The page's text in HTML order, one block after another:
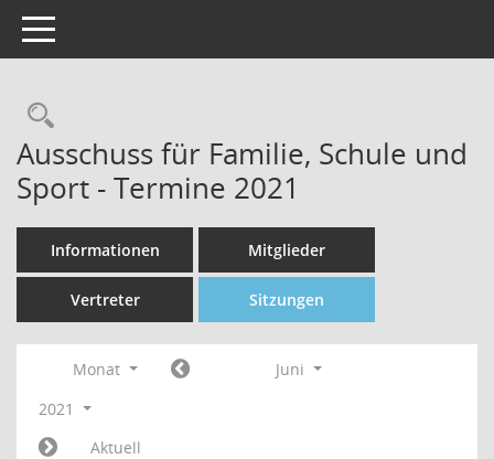
Toggle navigation
Rechercheauswahl
Ausschuss für Familie, Schule und
Sport - Termine 2021
Informationen Mitglieder
Vertreter Sitzungen
Monat
Juni
2021
Aktuell